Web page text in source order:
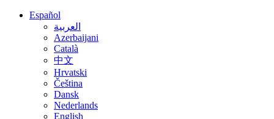
Español
العربية
Azerbaijani
Català
中文
Hrvatski
Čeština
Dansk
Nederlands
English